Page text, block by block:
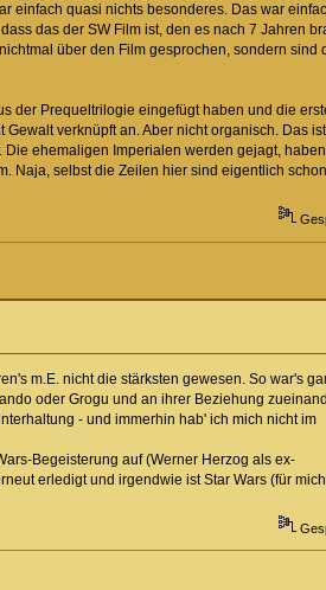
einfach quasi nichts besonderes. Das war
das der SW Film ist, den es nach 7 Jahren
über den Film gesprochen, sondern sind
der Prequeltrilogie eingefügt haben und die
verknüpft an. Aber nicht organisch. Das ist
ehemaligen Imperialen werden gejagt,
Naja, selbst die Zeilen hier sind eigentlich schon
m.E. nicht die stärksten gewesen. So war's
oder Grogu und an ihrer Beziehung
- und immerhin hab' ich mich nicht im
Begeisterung auf (Werner Herzog als ex-
erledigt und irgendwie ist Star Wars (für